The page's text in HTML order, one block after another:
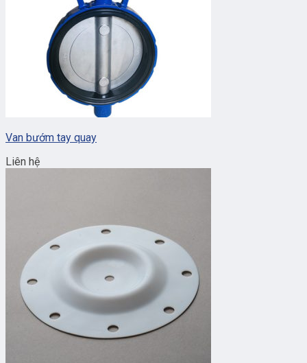
Van bướm tay quay
Liên hệ